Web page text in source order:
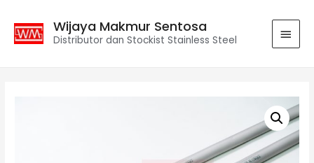
Wijaya Makmur Sentosa
Distributor dan Stockist Stainless Steel